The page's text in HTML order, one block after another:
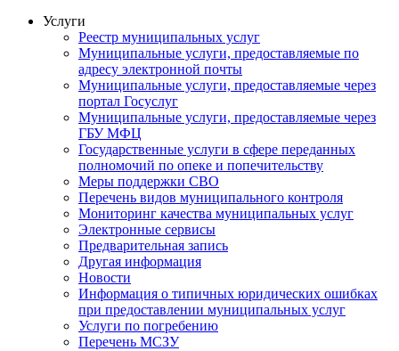
Услуги
Реестр муниципальных услуг
Муниципальные услуги, предоставляемые по
адресу электронной почты
Муниципальные услуги, предоставляемые через
портал Госуслуг
Муниципальные услуги, предоставляемые через
ГБУ МФЦ
Государственные услуги в сфере переданных
полномочий по опеке и попечительству
Меры поддержки СВО
Перечень видов муниципального контроля
Мониторинг качества муниципальных услуг
Электронные сервисы
Предварительная запись
Другая информация
Новости
Информация о типичных юридических ошибках
при предоставлении муниципальных услуг
Услуги по погребению
Перечень МСЗУ